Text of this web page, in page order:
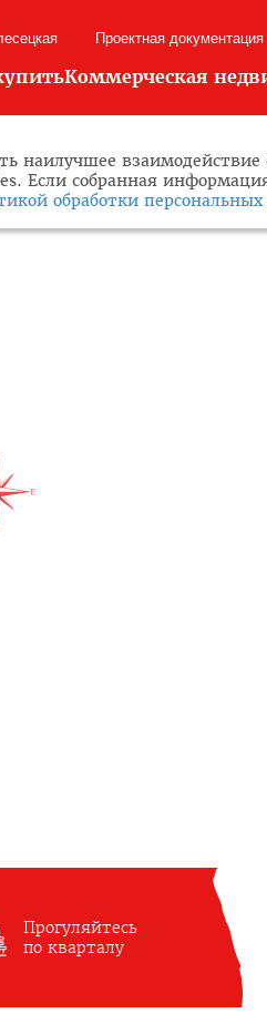
Проектная документация
Коммерческая
Прогуляйтесь
по кварталу
наилучшее взаимодействие
Если собранная
обработки